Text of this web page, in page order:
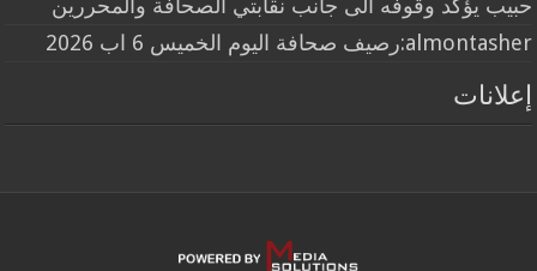
حبيب يؤكد وقوفه الى جانب نقابتي الصحافة والمحررين
almontasher:رصيف صحافة اليوم الخميس 6 اب 2026
إعلانات